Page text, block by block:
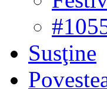
Susţine